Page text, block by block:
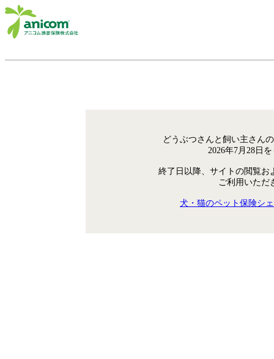
どうぶつさんと飼い主さん
2026年7月28日
終了日以降、サイトの閲覧お
ご利用いただ
犬・猫のペット保険シ